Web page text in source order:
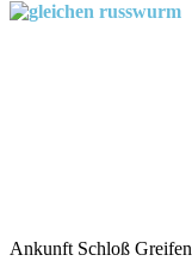
Ankunft Schloß